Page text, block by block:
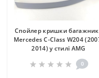
Спойлер кришки
Mercedes C-Class W204
2014) у стилі AMG
0